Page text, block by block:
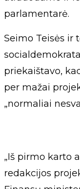
parlamentarė.
Seimo Teisės ir
priekaištavo,
per mažai
„normaliai
„Iš pirmo karto
redakcijos